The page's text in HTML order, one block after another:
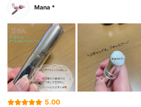
Mana *
5.00